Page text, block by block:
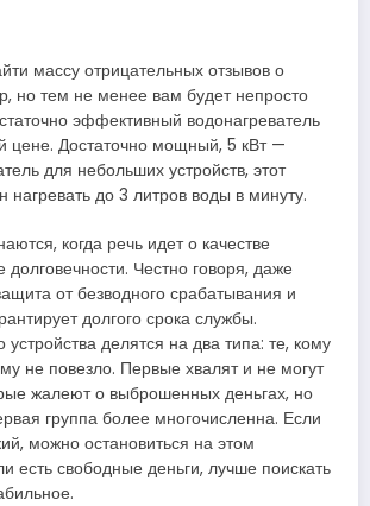
массу отрицательных отзывов о
но тем не менее вам будет непросто
эффективный водонагреватель
цене. Достаточно мощный, 5 кВт —
для небольших устройств, этот
нагревать до 3 литров воды в минуту.
когда речь идет о качестве
долговечности. Честно говоря, даже
от безводного срабатывания и
долгого срока службы.
устройства делятся на два типа: те, кому
не повезло. Первые хвалят и не могут
жалеют о выброшенных деньгах, но
группа более многочисленна. Если
можно остановиться на этом
есть свободные деньги, лучше поискать